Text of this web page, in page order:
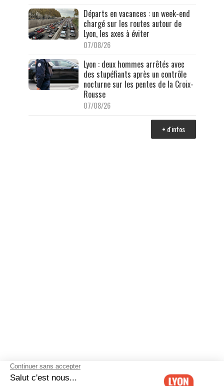
Départs en vacances : un week-end
chargé sur les routes autour de
Lyon, les axes à éviter
07/08/26
Lyon : deux hommes arrêtés avec
des stupéfiants après un contrôle
nocturne sur les pentes de la Croix-
Rousse
07/08/26
+ d'infos